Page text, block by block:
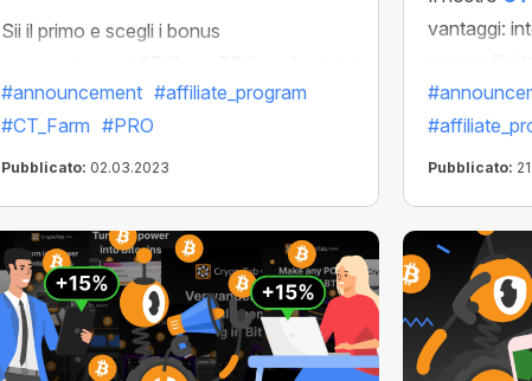
Sii il primo e scegli i bonus
è appena stato lanciato. Stiamo
aspettando che migliaia di nuovi farmer
entrino nella nostra cripto comunità e
cambio, come al solito, otterrai un bonus
pari al 15% dei profitti delle persone che
hai segnalato!
#announcement #affiliate_program
#CT_Farm #PRO
Pubblicato: 02.03.2023
vantaggi:
nessun
convenienti
ma la
Cos'è? La
Pubblicato: